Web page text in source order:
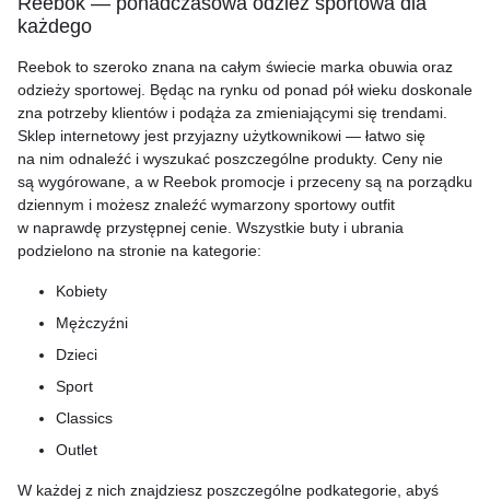
każdego
Reebok to szeroko znana na całym świecie marka obuwia oraz
odzieży sportowej. Będąc na rynku od ponad pół wieku doskonale
zna potrzeby klientów i podąża za zmieniającymi się trendami.
Sklep internetowy jest przyjazny użytkownikowi — łatwo się
na nim odnaleźć i wyszukać poszczególne produkty. Ceny nie
są wygórowane, a w Reebok promocje i przeceny są na porządku
dziennym i możesz znaleźć wymarzony sportowy outfit
w naprawdę przystępnej cenie. Wszystkie buty i ubrania
podzielono na stronie na kategorie:
Kobiety
Mężczyźni
Dzieci
Sport
Classics
Outlet
W każdej z nich znajdziesz poszczególne podkategorie, abyś